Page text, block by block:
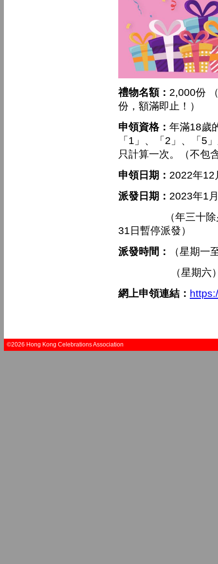
禮物名額： 2,000份
份，額滿即止！）
申領資格： 年滿18歲
「1」、「2」、「5
只計算一次。（不包
申領日期： 2022年12
派發日期： 2023年1
（年三十除夕至
31日暫停派發）
派發時間：
（星期一
（星期六）
網上申領連結：
©2026 Hong Kong Celebrations Association